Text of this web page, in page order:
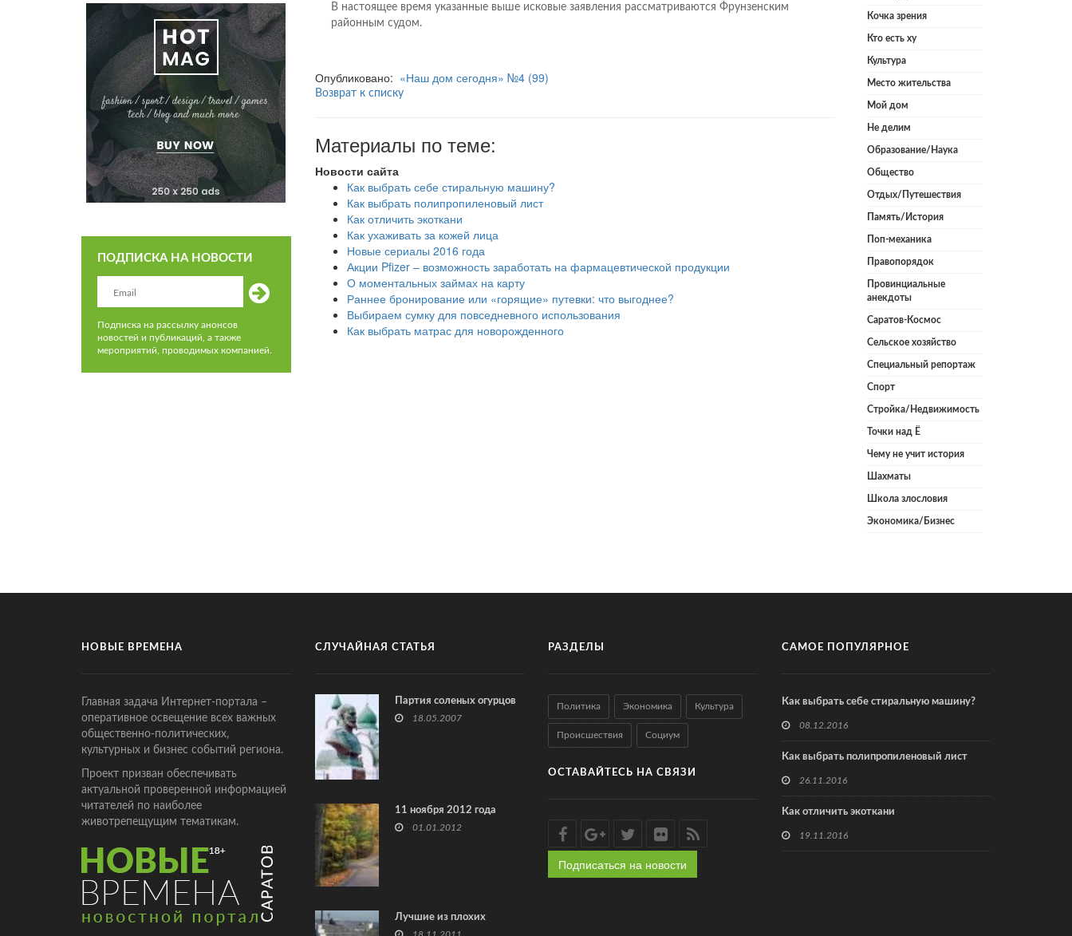
ПОДПИСКА НА НОВОСТИ
Подписка на рассылку анонсов
новостей и публикаций, а также
мероприятий, проводимых компанией.
В настоящее время указанные выше исковые заявления рассматриваются Фрунзенским
районным судом.
Опубликовано: «Наш дом сегодня» №4 (99)
Возврат к списку
Материалы по теме:
Новости сайта
Как выбрать себе стиральную машину?
Как выбрать полипропиленовый лист
Как отличить экоткани
Как ухаживать за кожей лица
Новые сериалы 2016 года
Акции Pfizer – возможность заработать на фармацевтической продукции
О моментальных займах на карту
Раннее бронирование или «горящие» путевки: что выгоднее?
Выбираем сумку для повседневного использования
Как выбрать матрас для новорожденного
Кочка зрения
Кто есть ху
Культура
Место жительства
Мой дом
Не делим
Образование/Наука
Общество
Отдых/Путешествия
Память/История
Поп-механика
Правопорядок
Провинциальные
анекдоты
Саратов-Космос
Сельское хозяйство
Специальный репортаж
Спорт
Стройка/Недвижимость
Точки над Ё
Чему не учит история
Шахматы
Школа злословия
Экономика/Бизнес
НОВЫЕ ВРЕМЕНА
Главная задача Интернет-портала –
оперативное освещение всех важных
общественно-политических,
культурных и бизнес событий региона.
Проект призван обеспечивать
актуальной проверенной информацией
читателей по наиболее
животрепещущим тематикам.
СЛУЧАЙНАЯ СТАТЬЯ
Партия соленых огурцов
18.05.2007
11 ноября 2012 года
01.01.2012
Лучшие из плохих
РАЗДЕЛЫ
Политика Экономика Культура
Происшествия Социум
ОСТАВАЙТЕСЬ НА СВЯЗИ
Подписаться на новости
САМОЕ ПОПУЛЯРНОЕ
Как выбрать себе стиральную машину?
08.12.2016
Как выбрать полипропиленовый лист
26.11.2016
Как отличить экоткани
19.11.2016